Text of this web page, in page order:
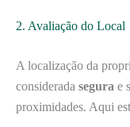
2. Avaliação do Local
A localização da
considerada segura e
proximidades. Aqui